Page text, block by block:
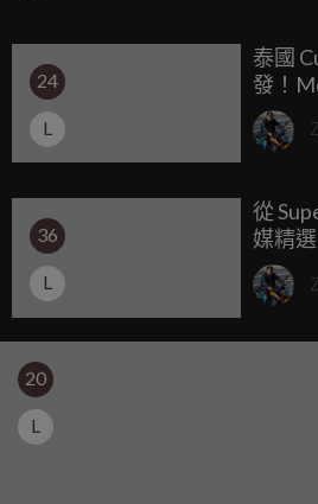
24
L
泰國
發！
紅白藍
36
L
從
媒精
「免
薦
20
L